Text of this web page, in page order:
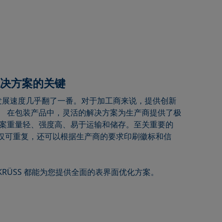
方案的关键
速度几乎翻了一番。对于加工商来说，提供创新
在包装产品中，灵活的解决方案为生产商提供了极
重量轻、强度高、易于运输和储存。至关重要的
可重复，还可以根据生产商的要求印刷徽标和信
都能为您提供全面的表界面优化方案。